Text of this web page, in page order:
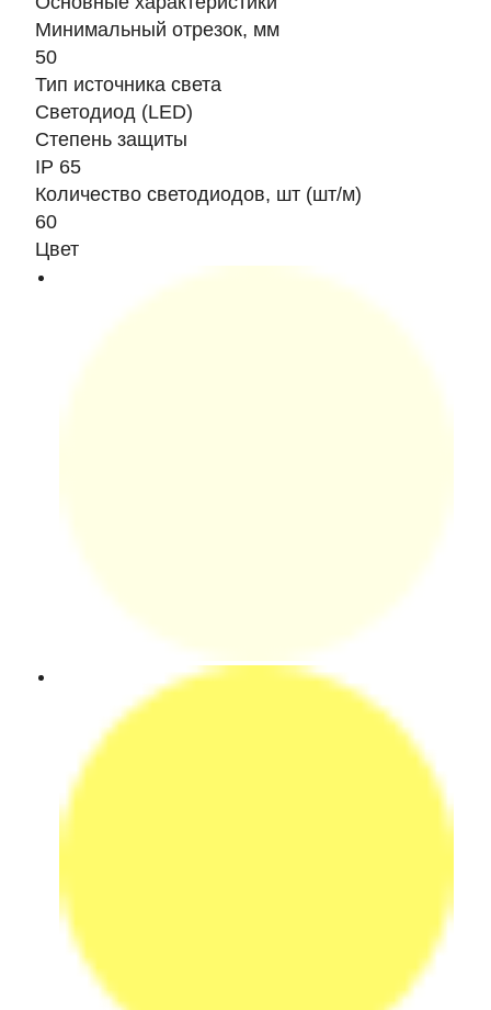
Минимальный отрезок, мм
50
Тип источника света
Светодиод (LED)
Степень защиты
IP 65
Количество светодиодов, шт (шт/м)
60
Цвет